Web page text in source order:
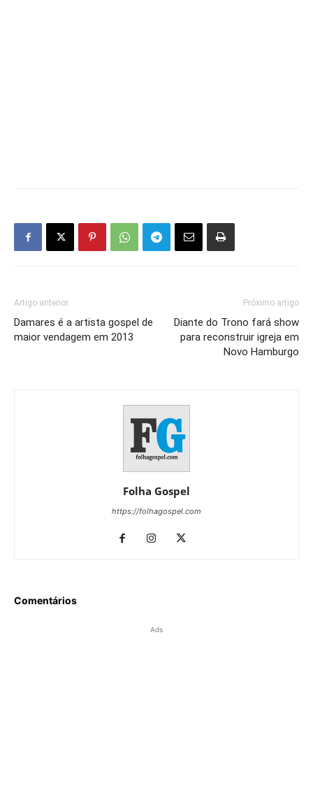
Artigo anterior
Damares é a artista gospel de
maior vendagem em 2013
Próximo artigo
Diante do Trono fará show
para reconstruir igreja em
Novo Hamburgo
Folha Gospel
https://folhagospel.com
Comentários
Ads